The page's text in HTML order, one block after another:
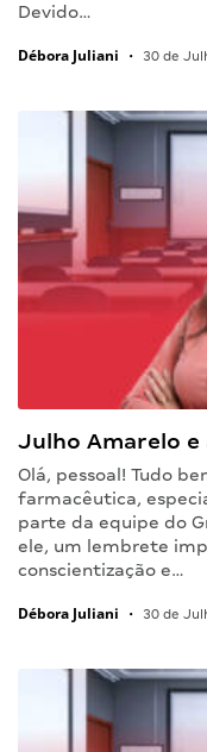
Devido…
Débora Juliani • 30 de
Julho Amarelo e
Olá, pessoal! Tudo
farmacêutica,
parte da equipe do
ele, um lembrete
conscientização e…
Débora Juliani • 30 de